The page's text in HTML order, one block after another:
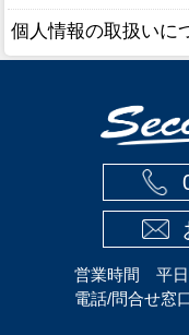
個人情報の取扱いに
営業時間 平日
電話/問合せ窓